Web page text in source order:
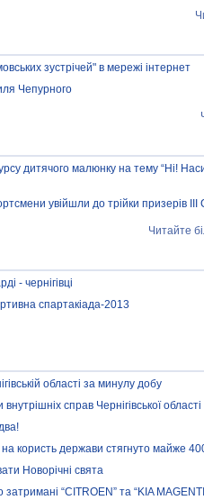
зустрічей" в мережі інтернет
Чепурного
дитячого малюнку на тему “Ні!
увійшли до трійки призерів
Читайте
- чернігівці
спартакіада-2013
області за минулу добу
справ Чернігівської
користь держави стягнуто майже
Новорічні свята
затримані “CITROEN” та “KIA